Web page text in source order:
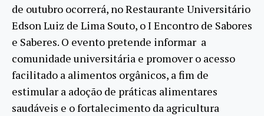
de outubro ocorrerá, no Restaurante Universitário
Edson Luiz de Lima Souto, o I Encontro de Sabores
e Saberes. O evento pretende informar a
comunidade universitária e promover o acesso
facilitado a alimentos orgânicos, a fim de
estimular a adoção de práticas alimentares
saudáveis e o fortalecimento da agricultura